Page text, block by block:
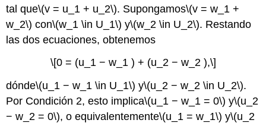
tal que\(v = u_1 + u_2\). Supongamos\(v = w_1 +
w_2\) con\(w_1 \in U_1\) y\(w_2 \in U_2\). Restando
las dos ecuaciones, obtenemos
\[0 = (u_1 − w_1 ) + (u_2 − w_2 ),\]
dónde\(u_1 − w_1 \in U_1\) y\(u_2 − w_2 \in U_2\).
Por Condición 2, esto implica\(u_1 − w_1 = 0\) y\(u_2
− w_2 = 0\), o equivalentemente\(u_1 = w_1\) y\(u_2